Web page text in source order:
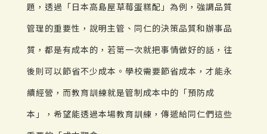
題，透過「日本高島屋草莓蛋糕配」為例，強調品質
管理的重要性，說明主管、同仁的決策品質和辦事品
質，都是有成本的，若第一次就把事情做好的話，往
後則可以節省不少成本。學校需要節省成本，才能永
續經營，而教育訓練就是管制成本中的「預防成
本」，希望能透過本場教育訓練，傳遞給同仁們這些